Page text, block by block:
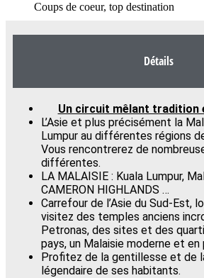
Coups de coeur, top destination
Détails
Un circuit mêlant tradition
L’Asie et plus précisément la
Lumpur au différentes régions
Vous rencontrerez de
différentes.
LA MALAISIE : Kuala Lumpur,
CAMERON HIGHLANDS …
Carrefour de l’Asie du Sud-Est,
visitez des temples anciens
Petronas, des sites et des
pays, un Malaisie moderne et
Profitez de la gentillesse et de
légendaire de ses habitants.